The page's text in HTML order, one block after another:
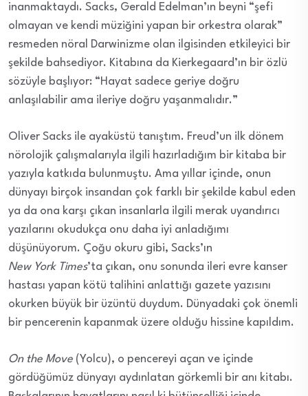
inanmaktaydı. Sacks, Gerald Edelman’ın beyni “şefi
olmayan ve kendi müziğini yapan bir orkestra olarak”
resmeden nöral Darwinizme olan ilgisinden etkileyici bir
şekilde bahsediyor. Kitabına da Kierkegaard’ın bir özlü
sözüyle başlıyor: “Hayat sadece geriye doğru
anlaşılabilir ama ileriye doğru yaşanmalıdır.”
Oliver Sacks ile ayaküstü tanıştım. Freud’un ilk dönem
nörolojik çalışmalarıyla ilgili hazırladığım bir kitaba bir
yazıyla katkıda bulunmuştu. Ama yıllar içinde, onun
dünyayı birçok insandan çok farklı bir şekilde kabul eden
ya da ona karşı çıkan insanlarla ilgili merak uyandırıcı
yazılarını okudukça onu daha iyi anladığımı
düşünüyorum. Çoğu okuru gibi, Sacks’ın
New York Times’ta çıkan, onu sonunda ileri evre kanser
hastası yapan kötü talihini anlattığı gazete yazısını
okurken büyük bir üzüntü duydum. Dünyadaki çok önemli
bir pencerenin kapanmak üzere olduğu hissine kapıldım.
On the Move (Yolcu), o pencereyi açan ve içinde
gördüğümüz dünyayı aydınlatan görkemli bir anı kitabı.